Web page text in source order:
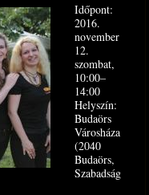
Időpont:
2016.
november
12.
szombat,
10:00–
14:00
Helyszín:
Budaörs
Városháza
(2040
Budaörs,
Szabadság